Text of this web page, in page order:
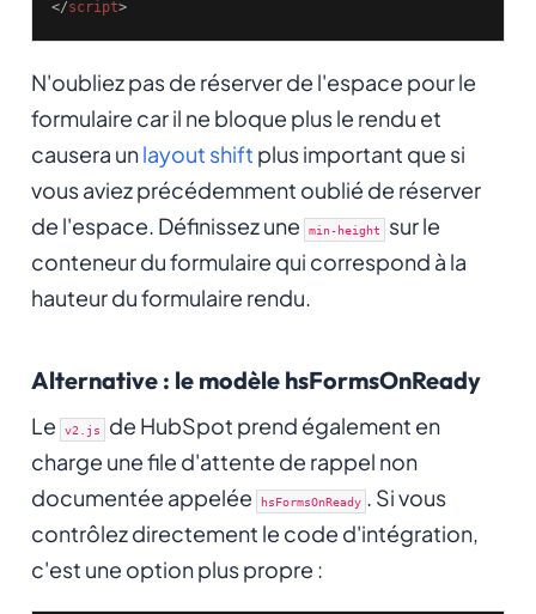
</script>
N'oubliez pas de réserver de l'espace pour le
formulaire car il ne bloque plus le rendu et
causera unlayout shift plus important que si
vous aviez précédemment oublié de réserver
de l'espace. Définissez une
min-height sur le
conteneur du formulaire qui correspond à la
hauteur du formulaire rendu.
Alternative : le modèle hsFormsOnReady
Le v2.js de HubSpot prend également en
charge une file d'attente de rappel non
documentée appelée
hsFormsOnReady . Si vous
contrôlez directement le code d'intégration,
c'est une option plus propre :